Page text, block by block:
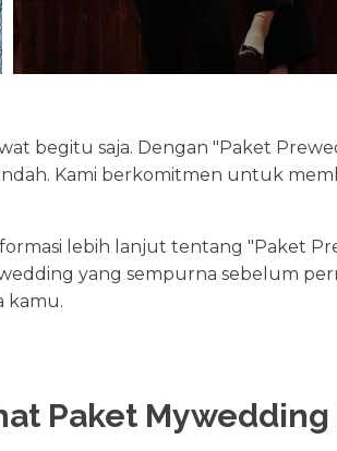
begitu saja. Dengan "Paket
Kami berkomitmen untuk
lebih lanjut tentang "Paket
yang sempurna sebelum
kamu.
Paket